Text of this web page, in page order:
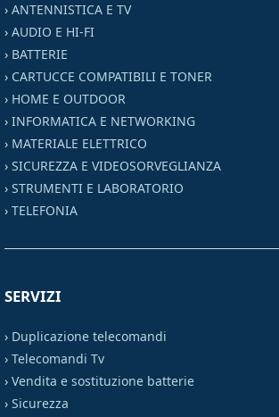
› ANTENNISTICA E TV
› AUDIO E HI-FI
› BATTERIE
› CARTUCCE COMPATIBILI E TONER
› HOME E OUTDOOR
› INFORMATICA E NETWORKING
› MATERIALE ELETTRICO
› SICUREZZA E VIDEOSORVEGLIANZA
› STRUMENTI E LABORATORIO
› TELEFONIA
SERVIZI
› Duplicazione telecomandi
› Telecomandi Tv
› Vendita e sostituzione batterie
› Sicurezza